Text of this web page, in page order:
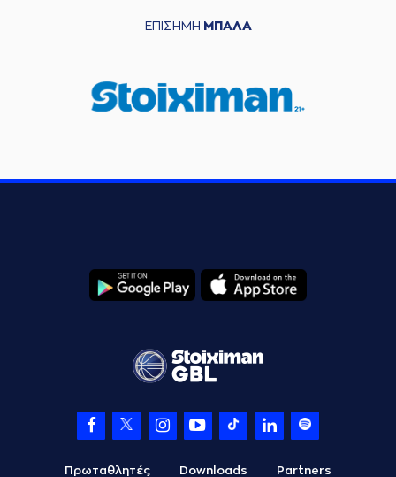
ΕΠΙΣΗΜΗ ΜΠΑΛΑ
Πρωταθλητές Downloads Partners